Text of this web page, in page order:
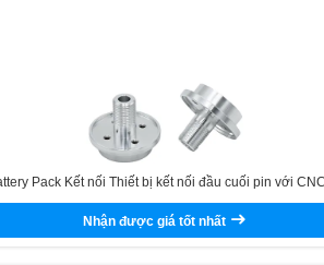
Pack Kết nối Thiết bị kết nối đầu cuối pin với
Nhận được giá tốt nhất